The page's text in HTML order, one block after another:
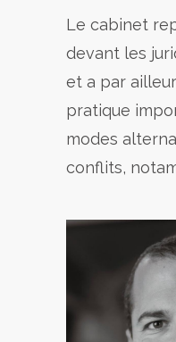
Le cabinet
devant les
et a par
pratique
modes
conflits,